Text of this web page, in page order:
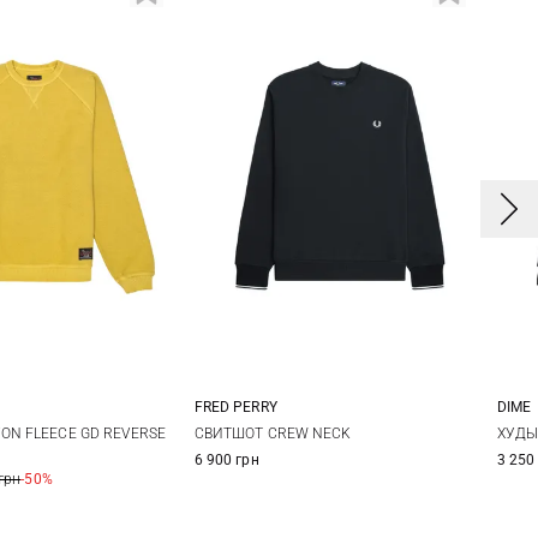
FLEECE GD REVERSE
-50%
S M
FRED PERRY
СВИТШОТ CREW NECK
6 900 грн
DIME
3 250